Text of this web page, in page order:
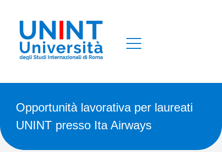
Opportunità lavorativa per laureati
UNINT presso Ita Airways